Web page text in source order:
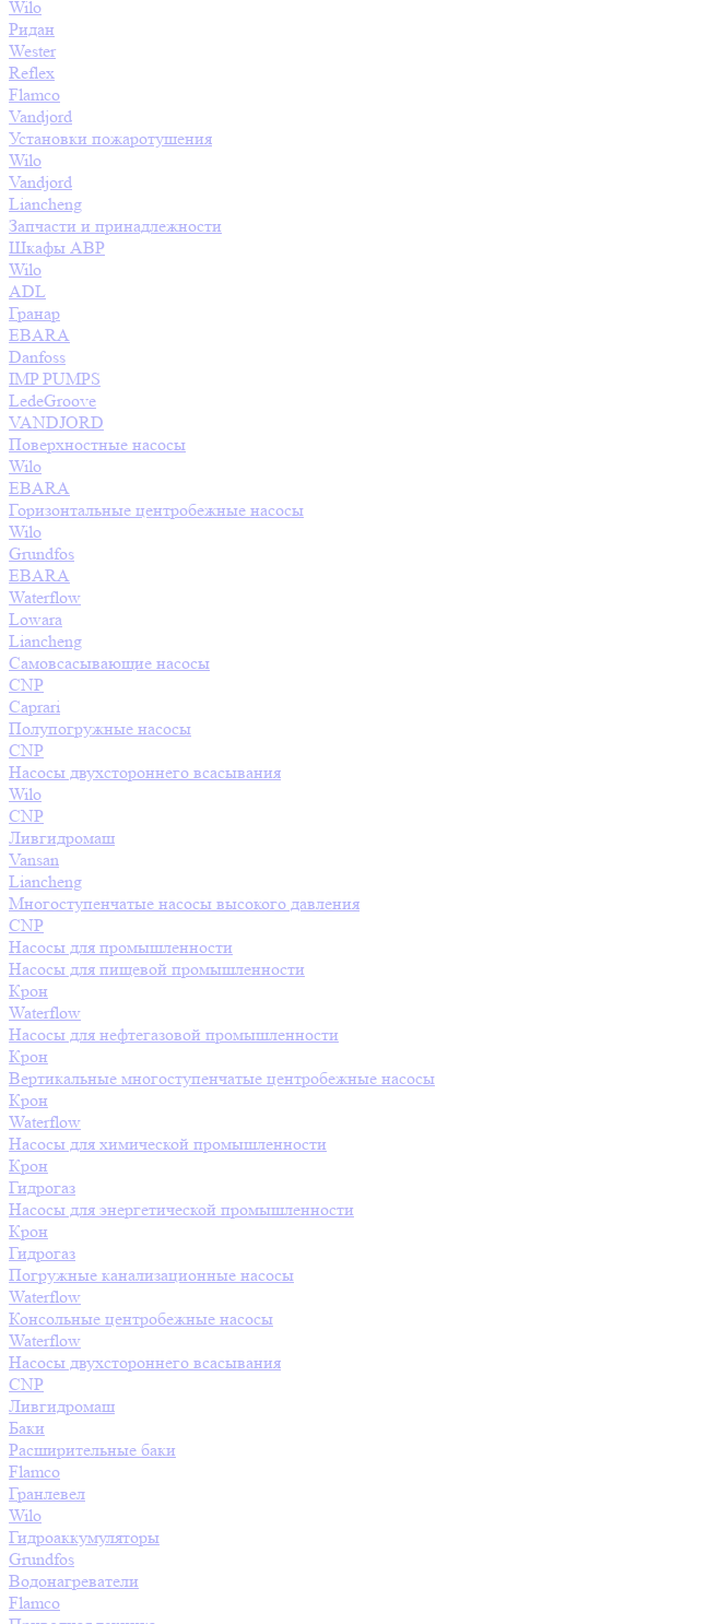
Wilo
Ридан
Wester
Reflex
Flamco
Vandjord
Установки пожаротушения
Wilo
Vandjord
Liancheng
Запчасти и принадлежности
Шкафы АВР
Wilo
ADL
Гранар
EBARA
Danfoss
IMP PUMPS
LedeGroove
VANDJORD
Поверхностные насосы
Wilo
EBARA
Горизонтальные центробежные насосы
Wilo
Grundfos
EBARA
Waterflow
Lowara
Liancheng
Самовсасывающие насосы
CNP
Caprari
Полупогружные насосы
CNP
Насосы двухстороннего всасывания
Wilo
CNP
Ливгидромаш
Vansan
Liancheng
Многоступенчатые насосы высокого давления
CNP
Насосы для промышленности
Насосы для пищевой промышленности
Крон
Waterflow
Насосы для нефтегазовой промышленности
Крон
Вертикальные многоступенчатые центробежные насосы
Крон
Waterflow
Насосы для химической промышленности
Крон
Гидрогаз
Насосы для энергетической промышленности
Крон
Гидрогаз
Погружные канализационные насосы
Waterflow
Консольные центробежные насосы
Waterflow
Насосы двухстороннего всасывания
CNP
Ливгидромаш
Баки
Расширительные баки
Flamco
Гранлевел
Wilo
Гидроаккумуляторы
Grundfos
Водонагреватели
Flamco